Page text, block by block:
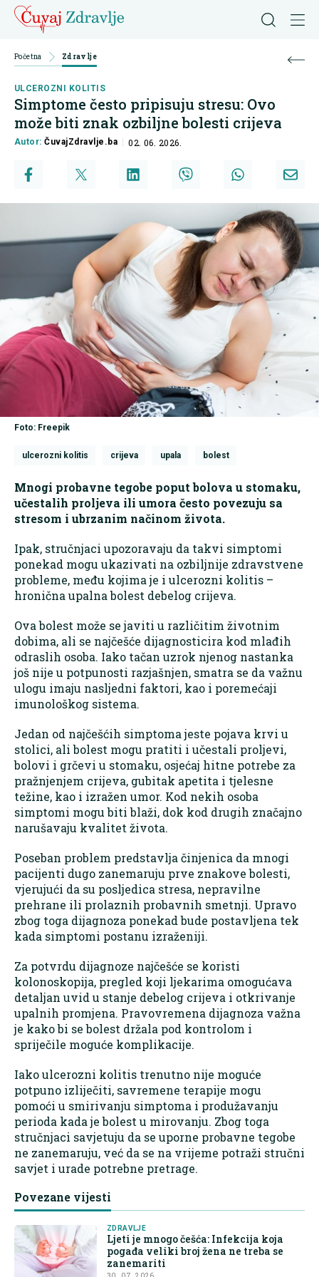
Početna Zdravlje
ULCEROZNI KOLITIS
Simptome često pripisuju stresu: Ovo
može biti znak ozbiljne bolesti crijeva
Autor:ČuvajZdravlje.ba 02. 06. 2026.
Foto: Freepik
ulcerozni kolitis crijeva upala bolest
Mnogi probavne tegobe poput bolova u stomaku,
učestalih proljeva ili umora često povezuju sa
stresom i ubrzanim načinom života.
Ipak, stručnjaci upozoravaju da takvi simptomi
ponekad mogu ukazivati na ozbiljnije zdravstvene
probleme, među kojima je i ulcerozni kolitis –
hronična upalna bolest debelog crijeva.
Ova bolest može se javiti u različitim životnim
dobima, ali se najčešće dijagnosticira kod mlađih
odraslih osoba. Iako tačan uzrok njenog nastanka
još nije u potpunosti razjašnjen, smatra se da važnu
ulogu imaju nasljedni faktori, kao i poremećaji
imunološkog sistema.
Jedan od najčešćih simptoma jeste pojava krvi u
stolici, ali bolest mogu pratiti i učestali proljevi,
bolovi i grčevi u stomaku, osjećaj hitne potrebe za
pražnjenjem crijeva, gubitak apetita i tjelesne
težine, kao i izražen umor. Kod nekih osoba
simptomi mogu biti blaži, dok kod drugih značajno
narušavaju kvalitet života.
Poseban problem predstavlja činjenica da mnogi
pacijenti dugo zanemaruju prve znakove bolesti,
vjerujući da su posljedica stresa, nepravilne
prehrane ili prolaznih probavnih smetnji. Upravo
zbog toga dijagnoza ponekad bude postavljena tek
kada simptomi postanu izraženiji.
Za potvrdu dijagnoze najčešće se koristi
kolonoskopija, pregled koji ljekarima omogućava
detaljan uvid u stanje debelog crijeva i otkrivanje
upalnih promjena. Pravovremena dijagnoza važna
je kako bi se bolest držala pod kontrolom i
spriječile moguće komplikacije.
Iako ulcerozni kolitis trenutno nije moguće
potpuno izliječiti, savremene terapije mogu
pomoći u smirivanju simptoma i produžavanju
perioda kada je bolest u mirovanju. Zbog toga
stručnjaci savjetuju da se uporne probavne tegobe
ne zanemaruju, već da se na vrijeme potraži stručni
savjet i urade potrebne pretrage.
Povezane vijesti
ZDRAVLJE
Ljeti je mnogo češća: Infekcija koja
pogađa veliki broj žena ne treba se
zanemariti